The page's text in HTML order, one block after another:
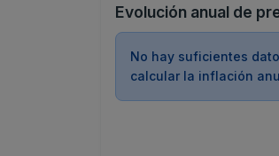
Evolución anual de
No hay suficientes
calcular la inflación